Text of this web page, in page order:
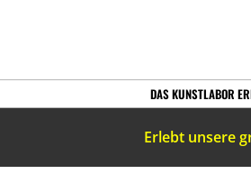
DAS KUNSTLABOR
Erlebt unsere